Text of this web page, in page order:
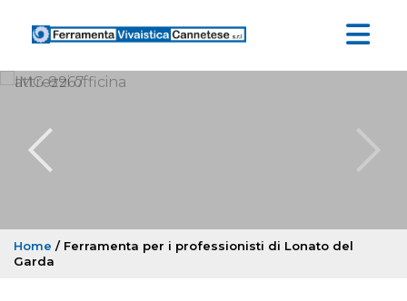
Home / Ferramenta per i professionisti di Lonato del
Garda